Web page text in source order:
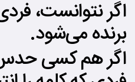
اگر نتوانست،
برنده می‌شود.
اگر هم کسی حدس